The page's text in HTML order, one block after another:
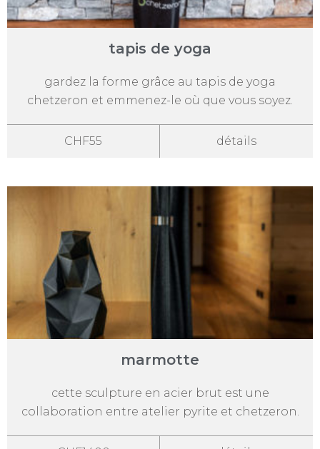
tapis de yoga
gardez la forme grâce au tapis de yoga
chetzeron et emmenez-le où que vous soyez.
CHF55 détails
marmotte
cette sculpture en acier brut est une
collaboration entre atelier pyrite et chetzeron.